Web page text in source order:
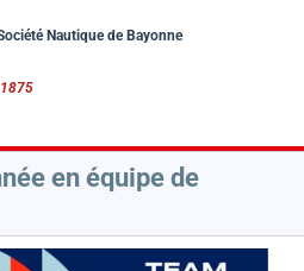
en équipe de